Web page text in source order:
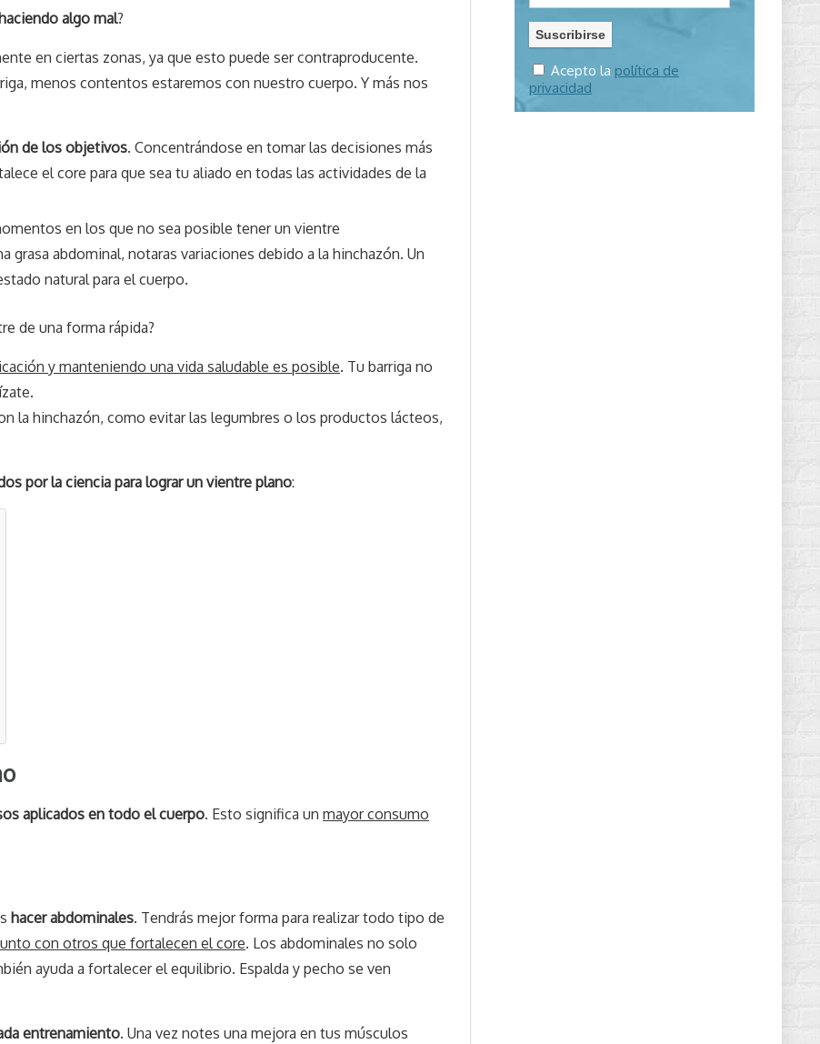
algo mal?
en ciertas zonas, ya que esto puede ser contraproducente.
menos contentos estaremos con nuestro cuerpo. Y más nos
de los objetivos. Concentrándose en tomar las decisiones más
el core para que sea tu aliado en todas las actividades de la
en los que no sea posible tener un vientre
abdominal, notaras variaciones debido a la hinchazón. Un
natural para el cuerpo.
de una forma rápida?
y manteniendo una vida saludable es posible. Tu barriga no
la hinchazón, como evitar las legumbres o los productos lácteos,
por la ciencia para lograr un vientre plano:
aplicados en todo el cuerpo. Esto significa un mayor consumo
hacer abdominales. Tendrás mejor forma para realizar todo tipo de
con otros que fortalecen el core. Los abdominales no solo
ayuda a fortalecer el equilibrio. Espalda y pecho se ven
entrenamiento. Una vez notes una mejora en tus músculos
Acepto la política de
privacidad